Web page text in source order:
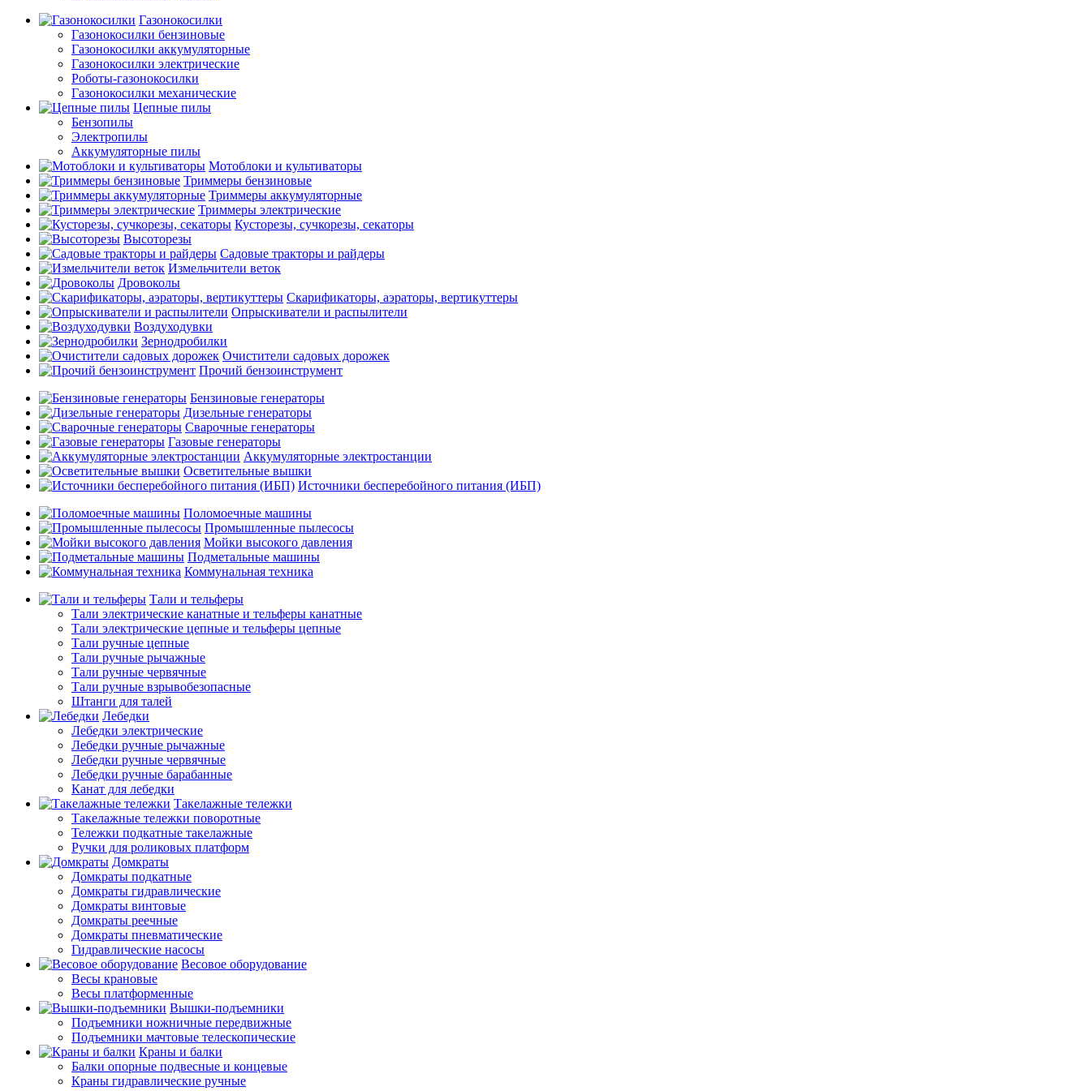
Газонокосилки
Газонокосилки бензиновые
Газонокосилки аккумуляторные
Газонокосилки электрические
Роботы-газонокосилки
Газонокосилки механические
Цепные пилы
Бензопилы
Электропилы
Аккумуляторные пилы
Мотоблоки и культиваторы
Триммеры бензиновые
Триммеры аккумуляторные
Триммеры электрические
Кусторезы, сучкорезы, секаторы
Высоторезы
Садовые тракторы и райдеры
Измельчители веток
Дровоколы
Скарификаторы, аэраторы, вертикуттеры
Опрыскиватели и распылители
Воздуходувки
Зернодробилки
Очистители садовых дорожек
Прочий бензоинструмент
Бензиновые генераторы
Дизельные генераторы
Сварочные генераторы
Газовые генераторы
Аккумуляторные электростанции
Осветительные вышки
Источники бесперебойного питания (ИБП)
Поломоечные машины
Промышленные пылесосы
Мойки высокого давления
Подметальные машины
Коммунальная техника
Тали и тельферы
Тали электрические канатные и тельферы канатные
Тали электрические цепные и тельферы цепные
Тали ручные цепные
Тали ручные рычажные
Тали ручные червячные
Тали ручные взрывобезопасные
Штанги для талей
Лебедки
Лебедки электрические
Лебедки ручные рычажные
Лебедки ручные червячные
Лебедки ручные барабанные
Канат для лебедки
Такелажные тележки
Такелажные тележки поворотные
Тележки подкатные такелажные
Ручки для роликовых платформ
Домкраты
Домкраты подкатные
Домкраты гидравлические
Домкраты винтовые
Домкраты реечные
Домкраты пневматические
Гидравлические насосы
Весовое оборудование
Весы крановые
Весы платформенные
Вышки-подъемники
Подъемники ножничные передвижные
Подъемники мачтовые телескопические
Краны и балки
Балки опорные подвесные и концевые
Краны гидравлические ручные